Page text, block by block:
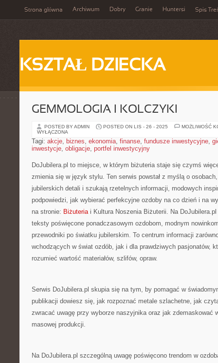
Strona główna Archiwum Dobry Granie Huntersi Spis
KSZTAŁ DZIECKA
GEMMOLOGIA I KOLCZYKI
POSTED BY ADMIN POSTED ON LIS - 26 - 2025
MOŻLIWOŚĆ
WYŁĄCZONA
Tagi: akcje, biznes, ekonomia, finanse, fundusze inwestycyjne,
inwestycje, obligacje, portfel inwestycyjny
DoJubilera.pl to miejsce, w którym biżuteria staje się czymś
zmienia się w język stylu. Ten serwis powstał z myślą o
jubilerskich detali i szukają rzetelnych informacji, modowych
podpowiedzi, jak wybierać perfekcyjne ozdoby na co dzień i na
na stronie: Biżuteriai Kultura Noszenia Biżuterii. Na DoJubilera.pl
teksty poświęcone ponadczasowym ozdobom, modnym
przewodniki po światku jubilerskim. To centrum informacji
wchodzących w świat ozdób, jak i dla prawdziwych pasjonatów,
rozumieć wartość materiałów, szlifów, opraw.
Serwis DoJubilera.pl skupia się na tym, by pomagać w
publikacji dowiesz się, jak rozpoznać metale szlachetne, jak
zwracać uwagę przy wyborze naszyjnika oraz jak zdemaskować
masowej produkcji.
Na DoJubilera.pl szczególną uwagę poświęcono trendom w